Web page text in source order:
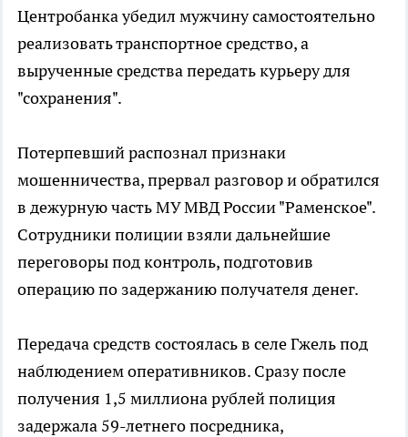
Центробанка убедил мужчину самостоятельно
реализовать транспортное средство, а
вырученные средства передать курьеру для
"сохранения".
Потерпевший распознал признаки
мошенничества, прервал разговор и обратился
в дежурную часть МУ МВД России "Раменское".
Сотрудники полиции взяли дальнейшие
переговоры под контроль, подготовив
операцию по задержанию получателя денег.
Передача средств состоялась в селе Гжель под
наблюдением оперативников. Сразу после
получения 1,5 миллиона рублей полиция
задержала 59-летнего посредника,